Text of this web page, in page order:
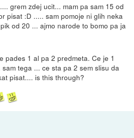
grem zdej ucit... mam pa sam 15 od
pisat :D ..... sam pomoje ni glih neka
od 20 ... ajmo narode to bomo pa ja
pades 1 al pa 2 predmeta. Ce je 1
tega ... ce sta pa 2 sem slisu da
pisat.... is this through?